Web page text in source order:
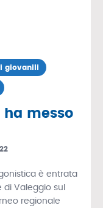
giovanili
ha messo
è entrata
di Valeggio sul
regionale